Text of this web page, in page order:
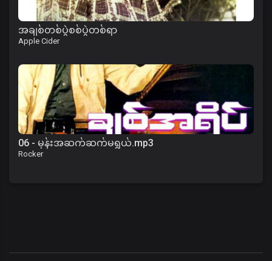
အချစ်တစ်ပွဲစစ်ပွဲတစ်ရာ
Apple Cider
06 - မုန်းအဆက်ဆက်မရွယ်.mp3
Rocker